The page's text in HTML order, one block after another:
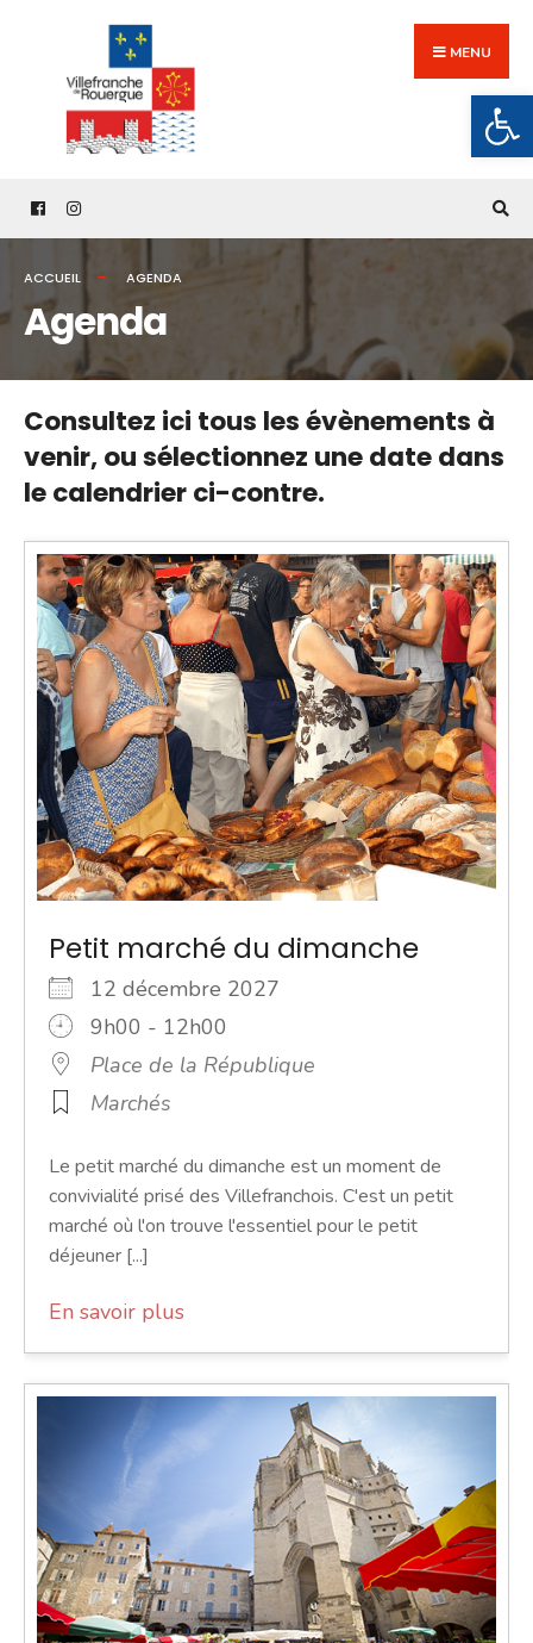
content
MENU
ACCUEIL AGENDA
Agenda
Consultez ici tous les évènements à
venir,ou sélectionnez une date dans
le calendrier ci-contre.
Petit marché du dimanche
12 décembre 2027
9h00 - 12h00
Place de la République
Marchés
Le petit marché du dimanche est un moment de
convivialité prisé des Villefranchois. C'est un petit
marché où l'on trouve l'essentiel pour le petit
déjeuner [...]
En savoir plus